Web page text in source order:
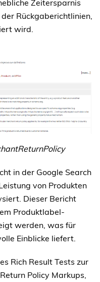
Zeitersparnis
Rückgaberichtlinien,
wird.
in der Google Search
von Produkten
Dieser Bericht
Produktlabel-
werden, was für
Einblicke liefert.
Rich Result Tests zur
Policy Markups,